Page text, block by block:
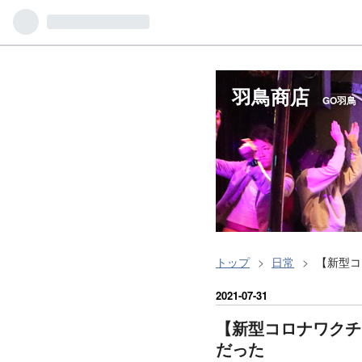
羽鳥商店 GO羽鳥
トップ > 日常 > 【新型
2021-07-31
【新型コロナワク
だった